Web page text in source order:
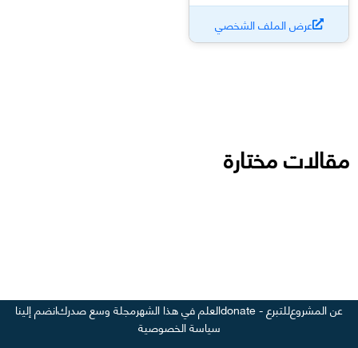
عرض الملف الشخصي
مقالات مختارة
عن المشروعللتبرع - donate العلم في هذا الشهرمجلة وسع صدركانضم إلينا
سياسة الخصوصية